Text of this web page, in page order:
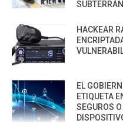
HACKEAR
EL
ETIQUETA
SEGUROS